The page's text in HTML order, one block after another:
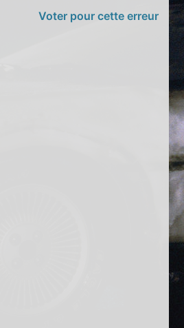
Voter pour cette erreur